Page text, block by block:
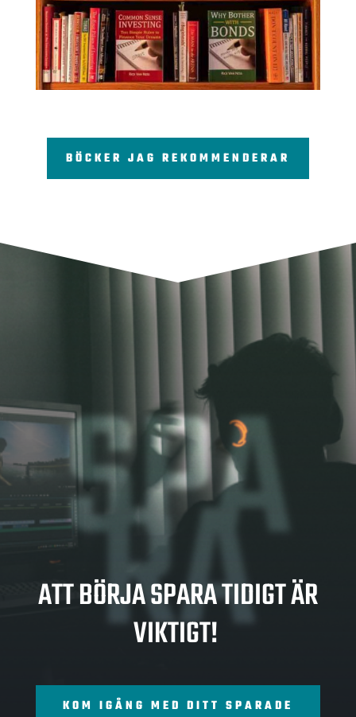
BÖCKER JAG REKOMMENDERAR
SPA
RA
ATT BÖRJA SPARA TIDIGT ÄR
VIKTIGT!
KOM IGÅNG MED DITT SPARADE